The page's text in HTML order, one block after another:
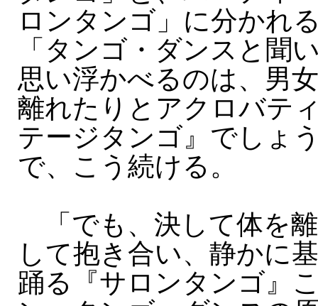
ロンタンゴ」に分かれ
「タンゴ・ダンスと聞
思い浮かべるのは、男
離れたりとアクロバテ
テージタンゴ』でしょ
で、こう続ける。
「でも、決して体を
して抱き合い、静かに
踊る『サロンタンゴ』